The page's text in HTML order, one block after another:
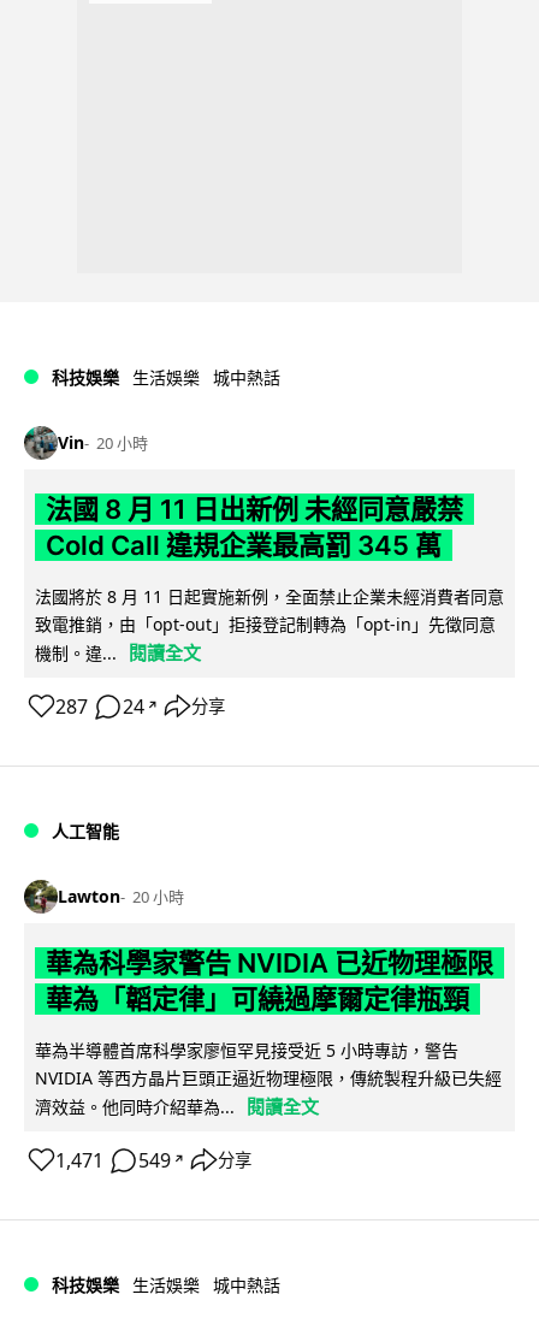
科技娛樂 生活娛樂 城中熱話
Vin 20 小時
法國 8 月 11 日出新例 未經同意嚴禁
Cold Call 違規企業最高罰 345 萬
法國將於 8 月 11 日起實施新例，全面禁止企業未經消費者同意
致電推銷，由「opt-out」拒接登記制轉為「opt-in」先徵同意
機制。違...
閱讀全文
287 24 ↗ 分享
人工智能
Lawton 20 小時
華為科學家警告 NVIDIA 已近物理極限
華為「韜定律」可繞過摩爾定律瓶頸
華為半導體首席科學家廖恒罕見接受近 5 小時專訪，警告
NVIDIA 等西方晶片巨頭正逼近物理極限，傳統製程升級已失經
濟效益。他同時介紹華為...
閱讀全文
1,471 549 ↗ 分享
科技娛樂 生活娛樂 城中熱話